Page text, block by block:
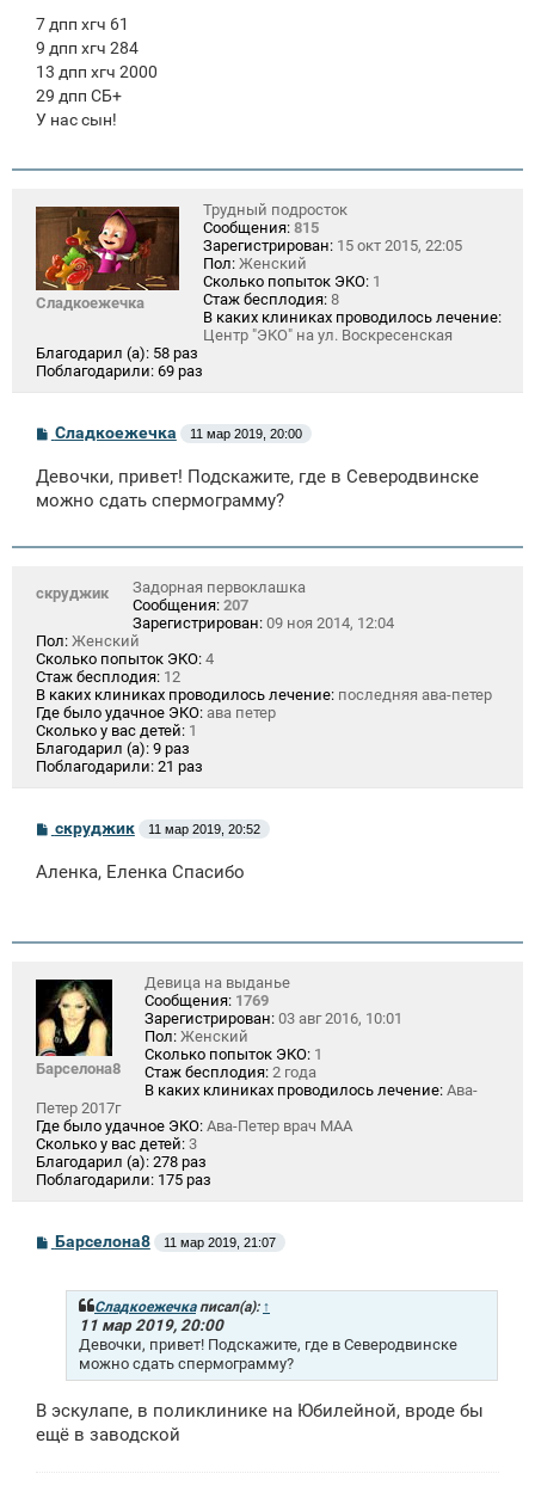
7 дпп хгч 61
9 дпп хгч 284
13 дпп хгч 2000
29 дпп СБ+
У нас сын!
Сладкоежечка
Трудный подросток
Сообщения: 815
Зарегистрирован: 15 окт 2015, 22:05
Пол: Женский
Сколько попыток ЭКО: 1
Стаж бесплодия: 8
В каких клиниках проводилось лечение:
Центр "ЭКО" на ул. Воскресенская
Благодарил (а): 58 раз
Поблагодарили: 69 раз
С
о
б
щ
и
Сладкоежечка 11 мар 2019, 20:00
Девочки, привет! Подскажите, где в Северодвинске
можно сдать спермограмму?
скруджик
Задорная первоклашка
Сообщения: 207
Зарегистрирован: 09 ноя 2014, 12:04
Пол: Женский
Сколько попыток ЭКО: 4
Стаж бесплодия: 12
В каких клиниках проводилось лечение: последняя ава-петер
Где было удачное ЭКО: ава петер
Сколько у вас детей: 1
Благодарил (а): 9 раз
Поблагодарили: 21 раз
С
о
б
и
скруджик 11 мар 2019, 20:52
Аленка, Еленка Спасибо
Барселона8
Девица на выданье
Сообщения: 1769
Зарегистрирован: 03 авг 2016, 10:01
Пол: Женский
Сколько попыток ЭКО: 1
Стаж бесплодия: 2 года
В каких клиниках проводилось лечение: Ава-
Петер 2017г
Где было удачное ЭКО: Ава-Петер врач МАА
Сколько у вас детей: 3
Благодарил (а): 278 раз
Поблагодарили: 175 раз
С
о
Барселона8 11 мар 2019, 21:07
Сладкоежечкаписал(а): ↑
11 мар 2019, 20:00
Девочки, привет! Подскажите, где в Северодвинске
можно сдать спермограмму?
В эскулапе, в поликлинике на Юбилейной, вроде бы
ещё в заводской